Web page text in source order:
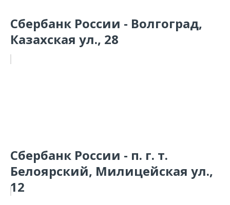
Сбербанк России - Волгоград,
Казахская ул., 28
Сбербанк России - п. г. т.
Белоярский, Милицейская ул.,
12